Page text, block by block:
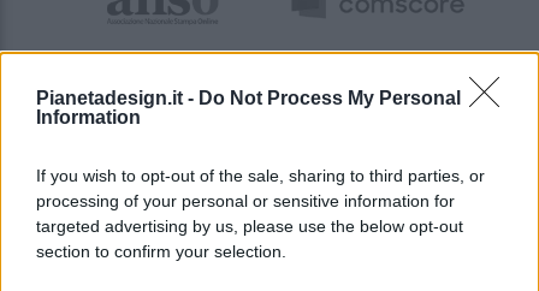
Pianetadesign.it - Do Not Process My Personal
Information
If you wish to opt-out of the sale, sharing to third parties, or
processing of your personal or sensitive information for
targeted advertising by us, please use the below opt-out
section to confirm your selection.
© 2026 - Pianeta Design - P.IVA 04827280654 - Testata
Registrata Al Tribunale Di Nocera Inferiore N. 8/2020 - RG N.